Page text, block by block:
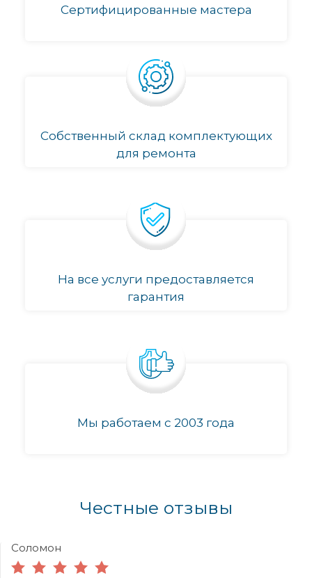
Сертифицированные мастера
Собственный склад комплектующих
для ремонта
На все услуги предоставляется
гарантия
Мы работаем с 2003 года
Честные отзывы
Соломон